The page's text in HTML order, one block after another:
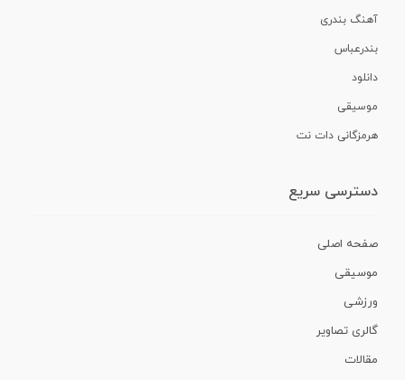
آهنگ بندری
بندرعباس
دانلود
موسیقی
هرمزگانی دات نت
دسترسی سریع
صفحه اصلی
موسیقی
ورزشی
گالری تصاویر
مقالات